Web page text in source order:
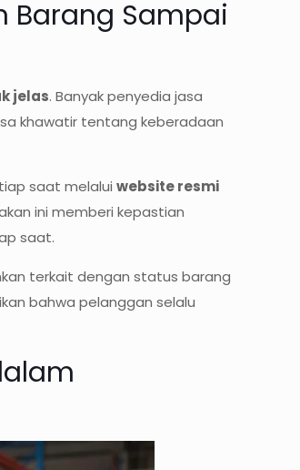
Barang Sampai
jelas. Banyak penyedia jasa
khawatir tentang keberadaan
saat melaluiwebsite resmi
ini memberi kepastian
saat.
terkait dengan status barang
bahwa pelanggan selalu